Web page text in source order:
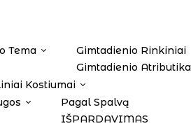
Tema
Gimtadienio Rinkiniai
Gimtadienio Atributika
Kostiumai
Pagal Spalvą
IŠPARDAVIMAS